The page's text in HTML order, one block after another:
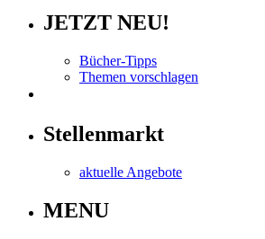
JETZT NEU!
Bücher-Tipps
Themen vorschlagen
Stellenmarkt
aktuelle Angebote
MENU